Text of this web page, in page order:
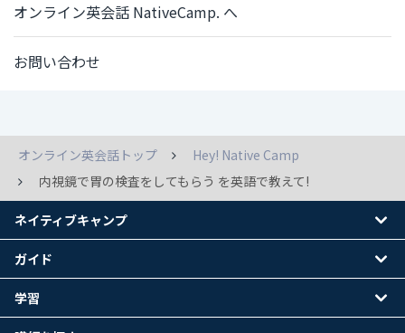
オンライン英会話 NativeCamp. へ
お問い合わせ
オンライン英会話トップ
Hey! Native Camp
内視鏡で胃の検査をしてもらう を英語で教えて!
ネイティブキャンプ
ガイド
学習